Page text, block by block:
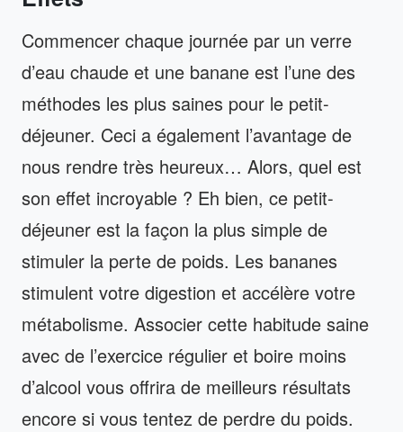
Commencer chaque journée par un verre
d’eau chaude et une banane est l’une des
méthodes les plus saines pour le petit-
déjeuner. Ceci a également l’avantage de
nous rendre très heureux… Alors, quel est
son effet incroyable ? Eh bien, ce petit-
déjeuner est la façon la plus simple de
stimuler la perte de poids. Les bananes
stimulent votre digestion et accélère votre
métabolisme. Associer cette habitude saine
avec de l’exercice régulier et boire moins
d’alcool vous offrira de meilleurs résultats
encore si vous tentez de perdre du poids.